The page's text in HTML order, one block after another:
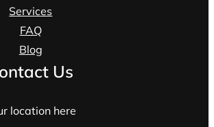
Services
FAQ
Blog
Us
location here